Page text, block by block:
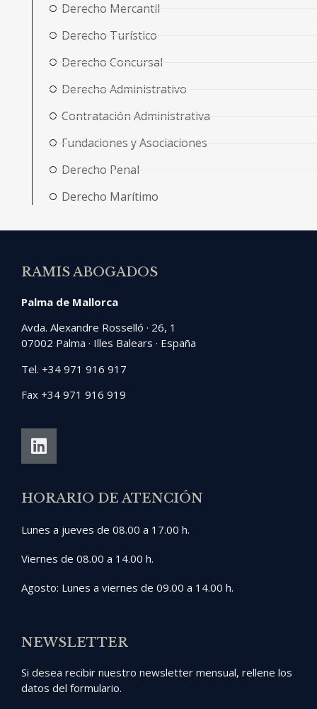
Derecho Mercantil
Derecho Turístico
Derecho Concursal
Derecho Administrativo
Contratación Administrativa
Fundaciones y Asociaciones
Derecho Penal
Derecho Marítimo
RAMIS ABOGADOS
Palma de Mallorca
Avda. Alexandre Rosselló · 26, 1
07002 Palma · Illes Balears · España
Tel. +34 971 916 917
Fax +34 971 916 919
HORARIO DE ATENCIÓN
Lunes a jueves de 08.00 a 17.00 h.
Viernes de 08.00 a 14.00 h.
Agosto: Lunes a viernes de 09.00 a 14.00 h.
NEWSLETTER
Si desea recibir nuestro newsletter mensual, rellene los
datos del formulario.